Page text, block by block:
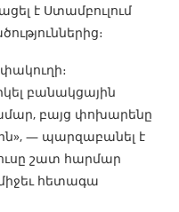
է Ստամբուլում
բանակցային
բայց փոխարենը
— պարզաբանել է
շատ հարմար
հետագա